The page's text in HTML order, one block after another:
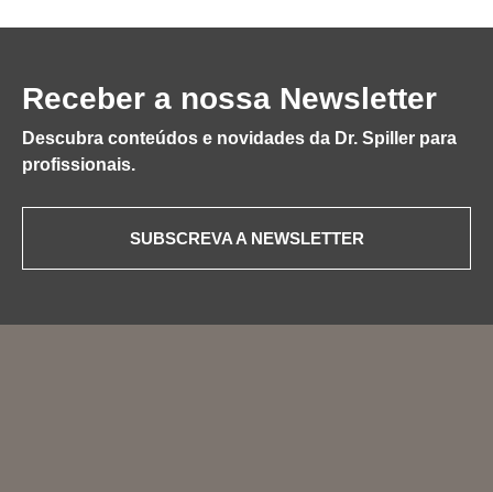
Receber a nossa Newsletter
Descubra conteúdos e novidades da Dr. Spiller para
profissionais.
SUBSCREVA A NEWSLETTER